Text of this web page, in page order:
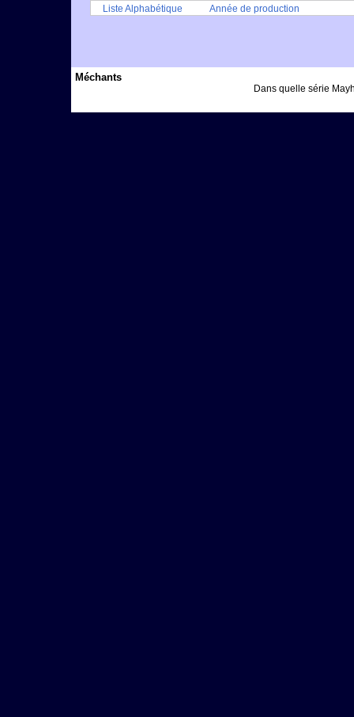
Liste Alphabétique Année de production
Méchants
Dans quelle série